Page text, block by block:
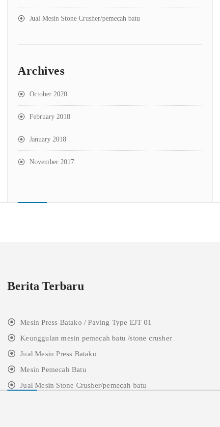
Jual Mesin Stone Crusher/pemecah batu
Archives
October 2020
February 2018
January 2018
November 2017
Berita Terbaru
Mesin Press Batako / Paving Type EJT 01
Keunggulan mesin pemecah batu /stone crusher
Jual Mesin Press Batako
Mesin Pemecah Batu
Jual Mesin Stone Crusher/pemecah batu